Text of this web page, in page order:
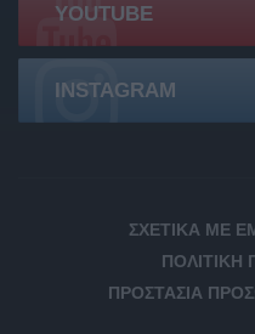
YOUTUBE
INSTAGRAM
ΣΧΕΤΙΚΆ ΜΕ
ΠΟΛΙΤΙΚΉ
ΠΡΟΣΤΑΣΊΑ